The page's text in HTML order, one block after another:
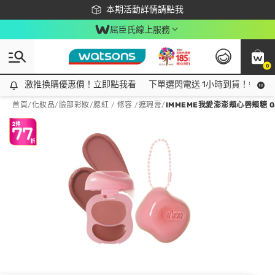
本期活動詳情請點我
下載app最高回饋$350
屈臣氏線上服務
0
激推換購優惠價！立即點我看
激推換購優惠價！立即點我看 下單選閃電送 1小時到貨！領神
首頁/化妝品/臉部彩妝/腮紅 / 修容 /遮瑕膏/IMMEME我愛澎澎頰心唇頰糖